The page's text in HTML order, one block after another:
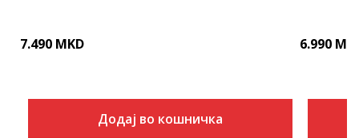
7.490 MKD
Додај во кошничка
6.990